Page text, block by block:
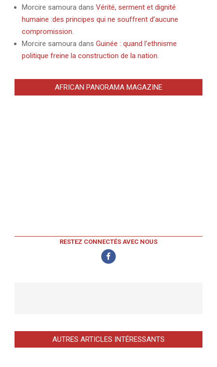
Morcire samoura dans Vérité, serment et dignité
humaine :des principes qui ne souffrent d’aucune
compromission.
Morcire samoura dans Guinée : quand l’ethnisme
politique freine la construction de la nation.
AFRICAN PANORAMA MAGAZINE
RESTEZ CONNECTÉS AVEC NOUS
AUTRES ARTICLES INTÉRESSANTS